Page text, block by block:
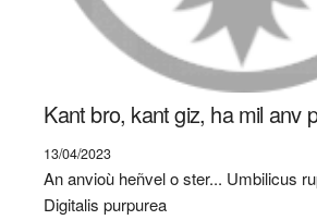
Kant bro, kant giz, ha mil anv
13/04/2023
An anvioù heñvel o ster... Umbilicus
Digitalis purpurea